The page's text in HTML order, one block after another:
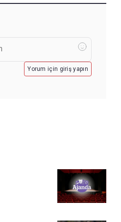
Yorum için giriş yapın